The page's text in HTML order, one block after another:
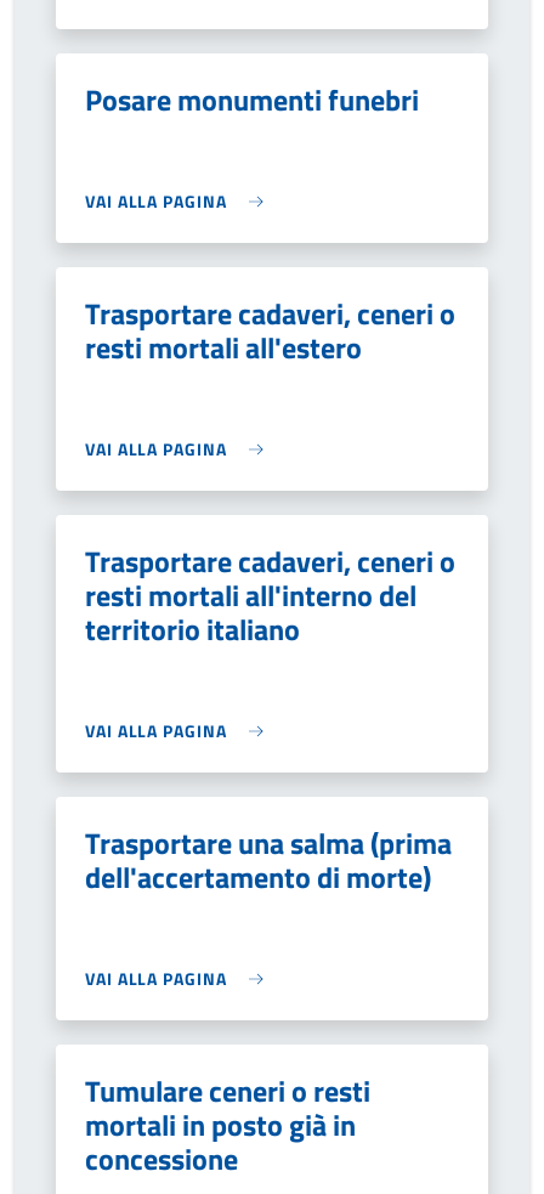
Posare monumenti funebri
VAI ALLA PAGINA
Trasportare cadaveri, ceneri o
resti mortali all'estero
VAI ALLA PAGINA
Trasportare cadaveri, ceneri o
resti mortali all'interno del
territorio italiano
VAI ALLA PAGINA
Trasportare una salma (prima
dell'accertamento di morte)
VAI ALLA PAGINA
Tumulare ceneri o resti
mortali in posto già in
concessione